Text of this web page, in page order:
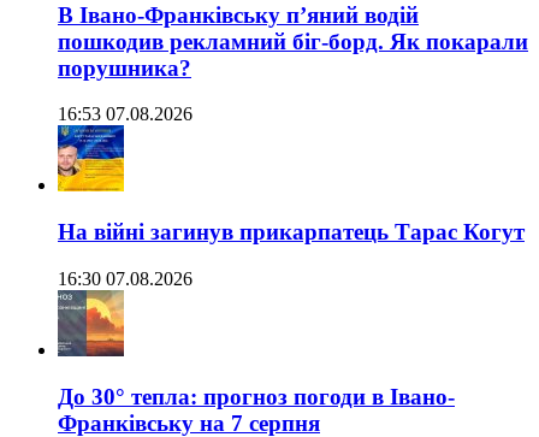
В Івано-Франківську п’яний водій
пошкодив рекламний біг-борд. Як покарали
порушника?
16:53 07.08.2026
На війні загинув прикарпатець Тарас Когут
16:30 07.08.2026
До 30° тепла: прогноз погоди в Івано-
Франківську на 7 серпня